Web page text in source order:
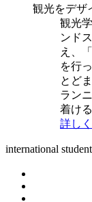
観光をデザ
観光
ンド
え、
を行
とど
ラン
着け
詳し
international student